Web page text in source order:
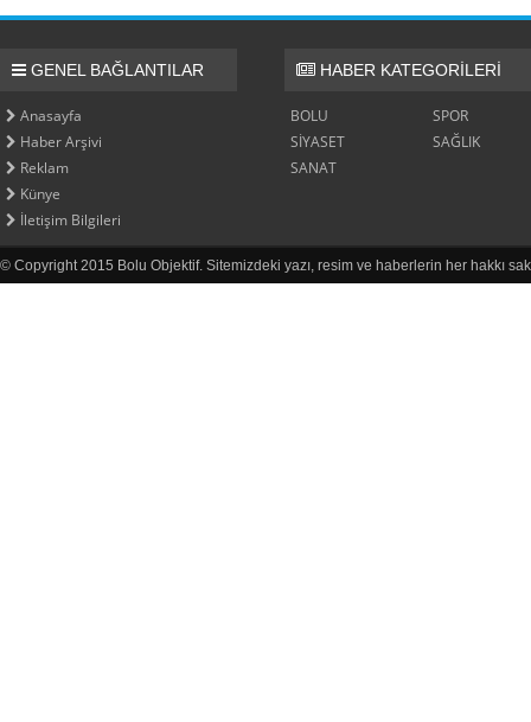
GENEL BAĞLANTILAR
Anasayfa
Haber Arşivi
Reklam
Künye
İletişim Bilgileri
HABER KATEGORİLERİ
BOLU
SPOR
SİYASET
SAĞLIK
SANAT
© Copyright 2015 Bolu Objektif. Sitemizdeki yazı, resim ve haberlerin her hakkı